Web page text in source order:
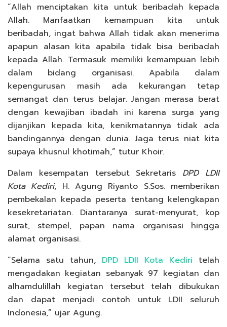
“Allah menciptakan kita untuk beribadah kepada
Allah. Manfaatkan kemampuan kita untuk
beribadah, ingat bahwa Allah tidak akan menerima
apapun alasan kita apabila tidak bisa beribadah
kepada Allah. Termasuk memiliki kemampuan lebih
dalam bidang organisasi. Apabila dalam
kepengurusan masih ada kekurangan tetap
semangat dan terus belajar. Jangan merasa berat
dengan kewajiban ibadah ini karena surga yang
dijanjikan kepada kita, kenikmatannya tidak ada
bandingannya dengan dunia. Jaga terus niat kita
supaya khusnul khotimah,” tutur Khoir.
Dalam kesempatan tersebut Sekretaris DPD LDII
Kota Kediri, H. Agung Riyanto S.Sos. memberikan
pembekalan kepada peserta tentang kelengkapan
kesekretariatan. Diantaranya surat-menyurat, kop
surat, stempel, papan nama organisasi hingga
alamat organisasi.
“Selama satu tahun, DPD LDII Kota Kediri telah
mengadakan kegiatan sebanyak 97 kegiatan dan
alhamdulillah kegiatan tersebut telah dibukukan
dan dapat menjadi contoh untuk LDII seluruh
Indonesia,” ujar Agung.